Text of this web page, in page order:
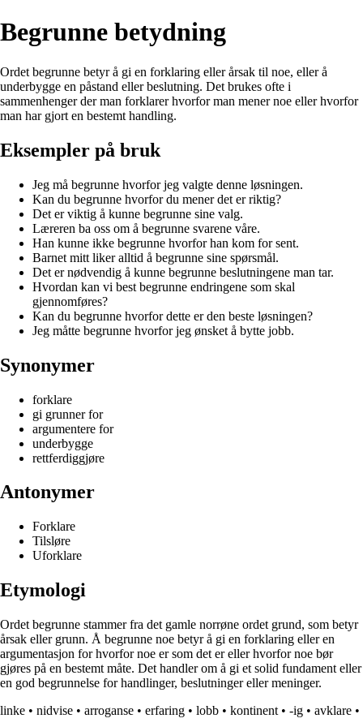
Begrunne betydning
Ordet begrunne betyr å gi en forklaring eller årsak til noe, eller å
underbygge en påstand eller beslutning. Det brukes ofte i
sammenhenger der man forklarer hvorfor man mener noe eller hvorfor
man har gjort en bestemt handling.
Eksempler på bruk
Jeg må begrunne hvorfor jeg valgte denne løsningen.
Kan du begrunne hvorfor du mener det er riktig?
Det er viktig å kunne begrunne sine valg.
Læreren ba oss om å begrunne svarene våre.
Han kunne ikke begrunne hvorfor han kom for sent.
Barnet mitt liker alltid å begrunne sine spørsmål.
Det er nødvendig å kunne begrunne beslutningene man tar.
Hvordan kan vi best begrunne endringene som skal
gjennomføres?
Kan du begrunne hvorfor dette er den beste løsningen?
Jeg måtte begrunne hvorfor jeg ønsket å bytte jobb.
Synonymer
forklare
gi grunner for
argumentere for
underbygge
rettferdiggjøre
Antonymer
Forklare
Tilsløre
Uforklare
Etymologi
Ordet begrunne stammer fra det gamle norrøne ordet grund, som betyr
årsak eller grunn. Å begrunne noe betyr å gi en forklaring eller en
argumentasjon for hvorfor noe er som det er eller hvorfor noe bør
gjøres på en bestemt måte. Det handler om å gi et solid fundament eller
en god begrunnelse for handlinger, beslutninger eller meninger.
linke • nidvise • arroganse • erfaring • lobb • kontinent • -ig • avklare •